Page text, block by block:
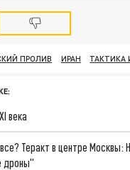
ПРОЛИВ ИРАН ТАКТИКА
века
Теракт в центре Москвы:
дроны"